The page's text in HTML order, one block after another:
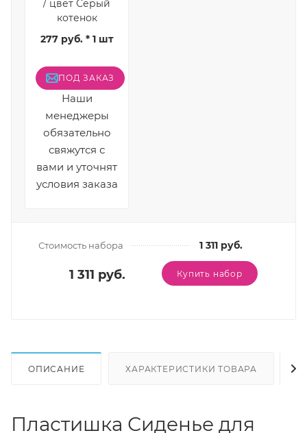
/ цвет Серый
котенок
277 руб. * 1 шт
ПОД ЗАКАЗ
Наши
менеджеры
обязательно
свяжутся с
вами и уточнят
условия заказа
Стоимость набора 1 311 руб.
1 311 руб. Купить набор
ОПИСАНИЕ ХАРАКТЕРИСТИКИ ТОВАРА
Пластишка Сиденье для